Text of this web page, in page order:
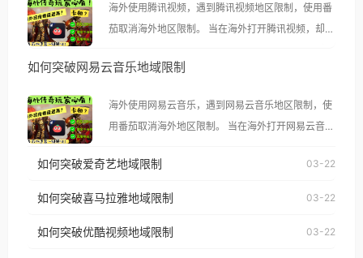
海外使用腾讯视频，遇到腾讯视频地区限制，使用番
茄取消海外地区限制。 当在海外打开腾讯视频，却突
示语。 海外用户如香港、澳门、台湾、美国、加拿
像其他音乐平台一样，出现地区及版权限制问题，且
仅能在中国大陆地区播放。 遇到这个问题的朋友们，
使用番茄回国加速器，即可解决「海外用户收听腾讯
台湾、美国、加拿大、澳大利亚、欧洲等国家和地区
权限制所困扰。
如何突破网易云音乐地域限制
海外使用网易云音乐，遇到网易云音乐地区限制，使
用番茄取消海外地区限制。 当在海外打开网易云音
播放”的提示语。 海外用户如香港、澳门、台湾、美
国、加拿大、澳大利亚、欧洲等国家和地区时，网易
制问题，且仅能在中国大陆地区播放。 遇到这个问题
如何突破爱奇艺地域限制 03-22
如何突破喜马拉雅地域限制 03-22
如何突破优酷视频地域限制 03-22